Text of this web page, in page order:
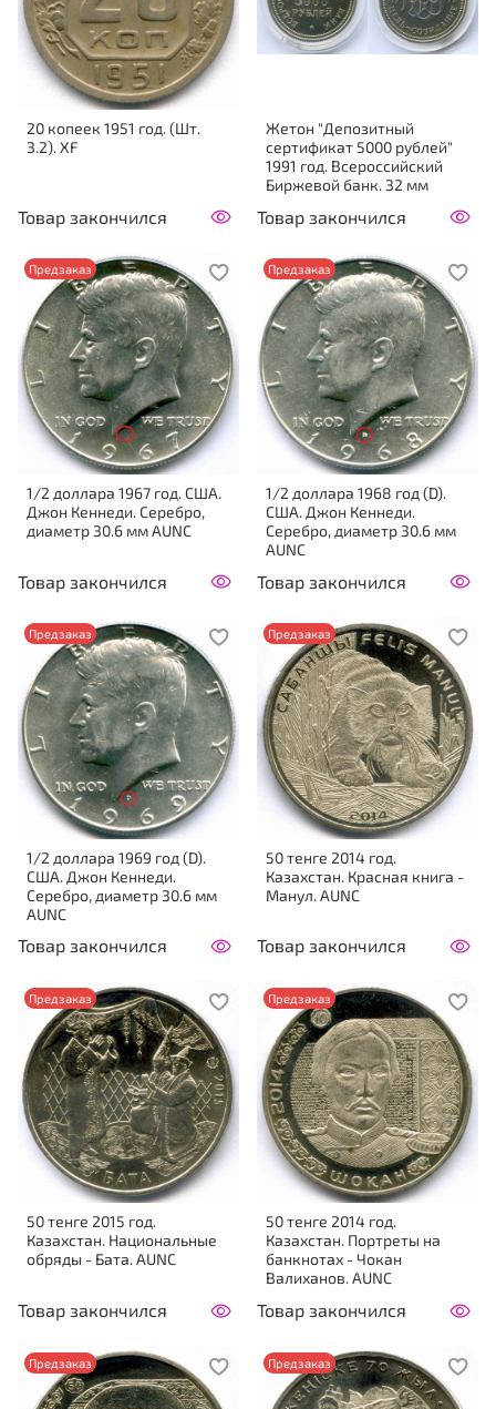
20 копеек 1951 год. (Шт.
3.2). XF
Товар закончился
Жетон "Депозитный
сертификат 5000 рублей"
1991 год. Всероссийский
Биржевой банк. 32 мм
Товар закончился
Предзаказ
1/2 доллара 1967 год. США.
Джон Кеннеди. Серебро,
диаметр 30.6 мм AUNC
Товар закончился
Предзаказ
1/2 доллара 1968 год (D).
США. Джон Кеннеди.
Серебро, диаметр 30.6 мм
AUNC
Товар закончился
Предзаказ
1/2 доллара 1969 год (D).
США. Джон Кеннеди.
Серебро, диаметр 30.6 мм
AUNC
Товар закончился
Предзаказ
50 тенге 2014 год.
Казахстан. Красная книга -
Манул. AUNC
Товар закончился
Предзаказ
50 тенге 2015 год.
Казахстан. Национальные
обряды - Бата. AUNC
Товар закончился
Предзаказ
50 тенге 2014 год.
Казахстан. Портреты на
банкнотах - Чокан
Валиханов. AUNC
Товар закончился
Предзаказ Предзаказ